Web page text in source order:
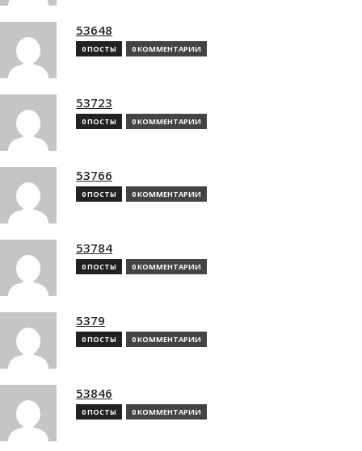
53648
0 ПОСТЫ 0 КОММЕНТАРИИ
53723
0 ПОСТЫ 0 КОММЕНТАРИИ
53766
0 ПОСТЫ 0 КОММЕНТАРИИ
53784
0 ПОСТЫ 0 КОММЕНТАРИИ
5379
0 ПОСТЫ 0 КОММЕНТАРИИ
53846
0 ПОСТЫ 0 КОММЕНТАРИИ